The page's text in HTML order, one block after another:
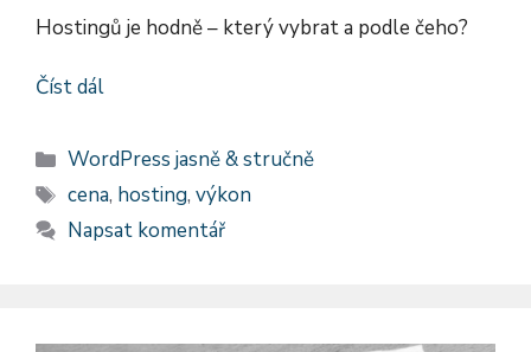
Hostingů je hodně – který vybrat a podle čeho?
Číst dál
Rubriky
WordPress jasně & stručně
Štítky
cena, hosting,výkon
Napsat komentář